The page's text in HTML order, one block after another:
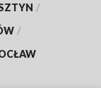
/
/